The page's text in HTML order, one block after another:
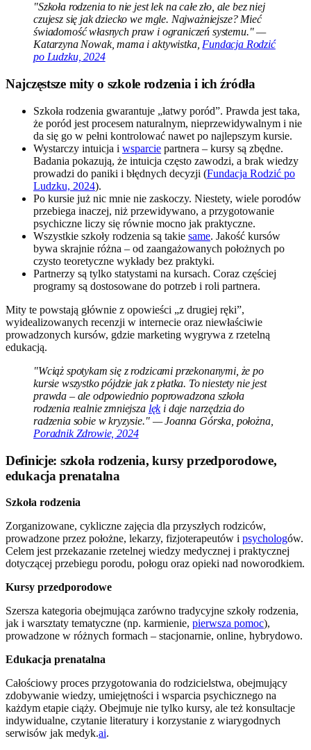
"Szkoła rodzenia to nie jest lek na całe zło, ale bez niej
czujesz się jak dziecko we mgle. Najważniejsze? Mieć
świadomość własnych praw i ograniczeń systemu." —
Katarzyna Nowak, mama i aktywistka, Fundacja Rodzić
po Ludzku, 2024
Najczęstsze mity o szkole rodzenia i ich źródła
Szkoła rodzenia gwarantuje „łatwy poród”. Prawda jest taka,
że poród jest procesem naturalnym, nieprzewidywalnym i nie
da się go w pełni kontrolować nawet po najlepszym kursie.
Wystarczy intuicja i wsparcie partnera – kursy są zbędne.
Badania pokazują, że intuicja często zawodzi, a brak wiedzy
prowadzi do paniki i błędnych decyzji (Fundacja Rodzić po
Ludzku, 2024).
Po kursie już nic mnie nie zaskoczy. Niestety, wiele porodów
przebiega inaczej, niż przewidywano, a przygotowanie
psychiczne liczy się równie mocno jak praktyczne.
Wszystkie szkoły rodzenia są takie same. Jakość kursów
bywa skrajnie różna – od zaangażowanych położnych po
czysto teoretyczne wykłady bez praktyki.
Partnerzy są tylko statystami na kursach. Coraz częściej
programy są dostosowane do potrzeb i roli partnera.
Mity te powstają głównie z opowieści „z drugiej ręki”,
wyidealizowanych recenzji w internecie oraz niewłaściwie
prowadzonych kursów, gdzie marketing wygrywa z rzetelną
edukacją.
"Wciąż spotykam się z rodzicami przekonanymi, że po
kursie wszystko pójdzie jak z płatka. To niestety nie jest
prawda – ale odpowiednio poprowadzona szkoła
rodzenia realnie zmniejsza lęki daje narzędzia do
radzenia sobie w kryzysie." — Joanna Górska, położna,
Poradnik Zdrowie, 2024
Definicje: szkoła rodzenia, kursy przedporodowe,
edukacja prenatalna
Szkoła rodzenia
Zorganizowane, cykliczne zajęcia dla przyszłych rodziców,
prowadzone przez położne, lekarzy, fizjoterapeutów i psychologów.
Celem jest przekazanie rzetelnej wiedzy medycznej i praktycznej
dotyczącej przebiegu porodu, połogu oraz opieki nad noworodkiem.
Kursy przedporodowe
Szersza kategoria obejmująca zarówno tradycyjne szkoły rodzenia,
jak i warsztaty tematyczne (np. karmienie, pierwsza pomoc),
prowadzone w różnych formach – stacjonarnie, online, hybrydowo.
Edukacja prenatalna
Całościowy proces przygotowania do rodzicielstwa, obejmujący
zdobywanie wiedzy, umiejętności i wsparcia psychicznego na
każdym etapie ciąży. Obejmuje nie tylko kursy, ale też konsultacje
indywidualne, czytanie literatury i korzystanie z wiarygodnych
serwisów jak medyk.ai.